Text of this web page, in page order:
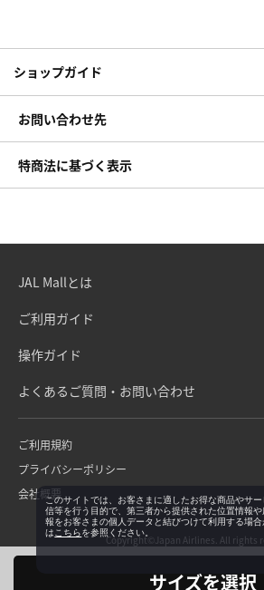
サイズを選択
ショップガイド
お問い合わせ先
特商法に基づく表示
JAL Mallとは
ご利用ガイド
操作ガイド
よくあるご質問・お問い合わせ
ご利用規約
プライバシーポリシー
会社概要
Copyright©Japan Airlines. All rights
このサイトでは、お客さまに適したお得な商品やサ
信等を行う目的で、第三者から提供された位置情報
報をお客さまの個人データと結びつけて利用する場合
は こちらを参照ください。